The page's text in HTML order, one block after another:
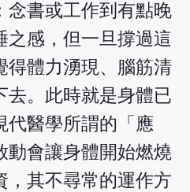
念書或工作到有點晚
之感，但一旦撐過這
得體力湧現、腦筋清
去。此時就是身體已
代醫學所謂的「應
動會讓身體開始燃燒
，其不尋常的運作方